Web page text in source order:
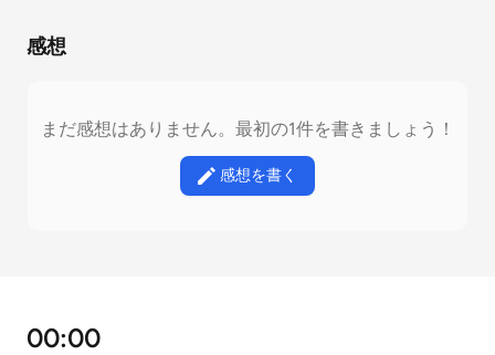
感想
まだ感想はありません。最初の1件を書きましょう！
感想を書く
00:00